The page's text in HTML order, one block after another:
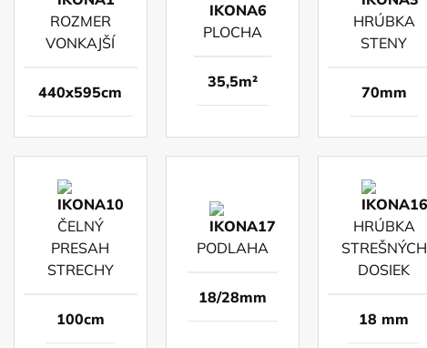
ROZMER
VONKAJŠÍ
440x595cm
PLOCHA
35,5m²
HRÚBKA
STENY
70mm
ČELNÝ
PRESAH
STRECHY
100cm
PODLAHA
18/28mm
HRÚBKA
STREŠNÝCH
DOSIEK
18 mm